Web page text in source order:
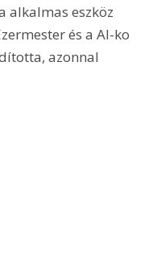
alkalmas eszköz
és a Al-ko
azonnal